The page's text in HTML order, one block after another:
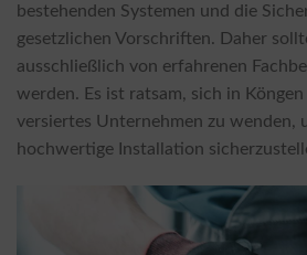
bestehenden Systemen und die
gesetzlichen Vorschriften. Daher
ausschließlich von erfahrenen
werden. Es ist ratsam, sich in
versiertes Unternehmen zu wenden,
hochwertige Installation